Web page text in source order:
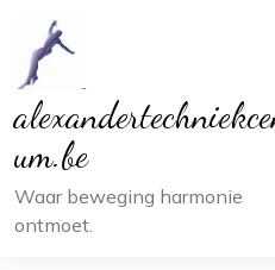
inhoud
um.be
Waar beweging harmonie
ontmoet.